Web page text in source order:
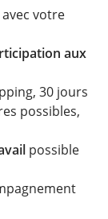
votre
aux
30 jours
possibles,
possible